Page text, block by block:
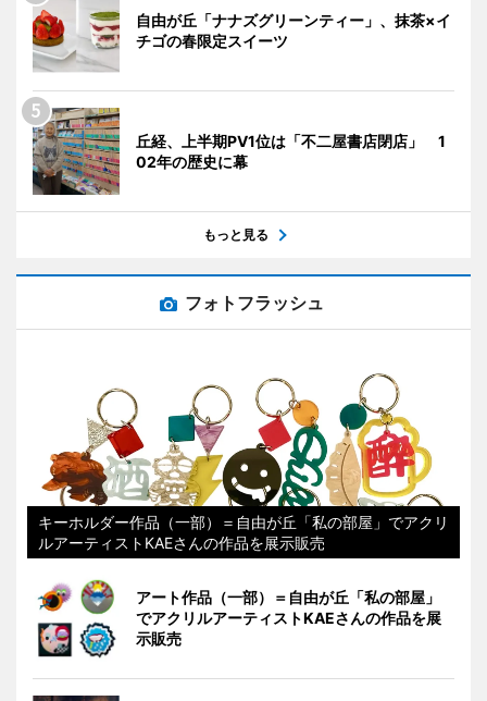
自由が丘「ナナズグリーンティー」、抹茶×イ
チゴの春限定スイーツ
丘経、上半期PV1位は「不二屋書店閉店」 1
02年の歴史に幕
もっと見る
フォトフラッシュ
キーホルダー作品（一部）＝自由が丘「私の部屋」でアクリ
ルアーティストKAEさんの作品を展示販売
アート作品（一部）＝自由が丘「私の部屋」
でアクリルアーティストKAEさんの作品を展
示販売